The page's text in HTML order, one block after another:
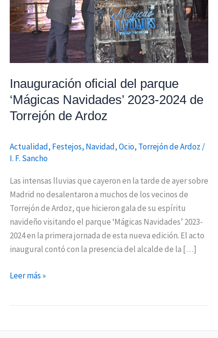
Inauguración oficial del parque
‘Mágicas Navidades’ 2023-2024 de
Torrejón de Ardoz
Actualidad, Festejos, Navidad,Ocio, Torrejón de Ardoz /
I. F. Sancho
Las intensas lluvias que cayeron en la tarde de ayer sobre
Madrid no desalentaron a muchos de los vecinos de
Torrejón de Ardoz, que hicieron gala de su espíritu
navideño visitando el parque ‘Mágicas Navidades’ 2023-
2024 en la primera jornada de esta nueva edición. El acto
inaugural contó con la presencia del alcalde de la […]
2023-
2024
de
Torrejón
Leer más »